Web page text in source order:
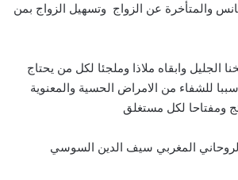
والمتأخرة عن الزواج وتسهيل الزواج بمن
الجليل وابقاه ملاذا وملجئا لكل من يحتاج
للشفاء من الامراض الحسية والمعنوية
ومفتاحا لكل مستغلق
الروحاني المغربي سيف الدين السوسي